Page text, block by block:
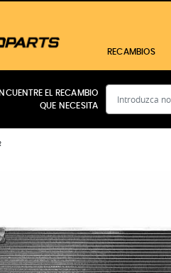
RECAMBIOS
CABINA
EL RECAMBIO
QUE NECESITA